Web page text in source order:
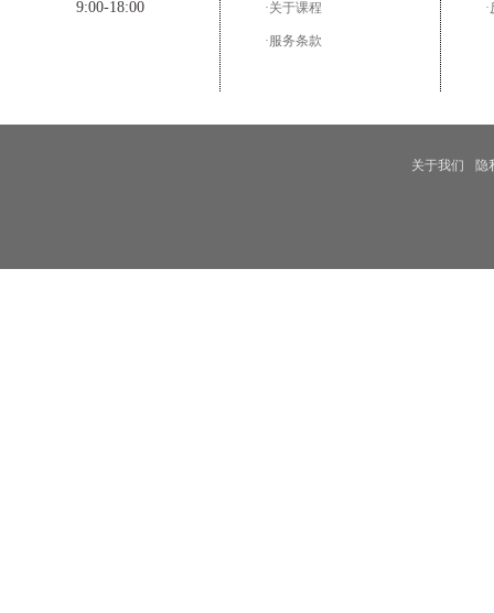
9:00-18:00
·关于课程
·服务条款
关于我们 隐